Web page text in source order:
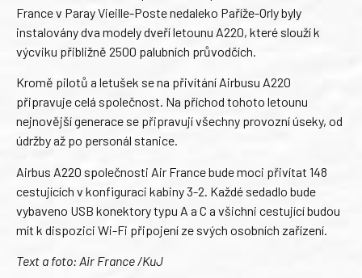
France v Paray Vieille-Poste nedaleko Paříže-Orly byly
instalovány dva modely dveří letounu A220, které slouží k
výcviku přibližně 2500 palubních průvodčích.
Kromě pilotů a letušek se na přivítání Airbusu A220
připravuje celá společnost. Na příchod tohoto letounu
nejnovější generace se připravují všechny provozní úseky, od
údržby až po personál stanice.
Airbus A220 společnosti Air France bude moci přivítat 148
cestujících v konfiguraci kabiny 3-2. Každé sedadlo bude
vybaveno USB konektory typu A a C a všichni cestující budou
mít k dispozici Wi-Fi připojení ze svých osobních zařízení.
Text a foto: Air France /KuJ